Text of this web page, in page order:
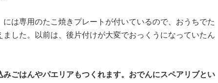
は専用のたこ焼きプレートが付いているので、おうちでた
した。以前は、後片付けが大変でおっくうになっていたん
ごはんやパエリアもつくれます。おでんにスペアリブとい